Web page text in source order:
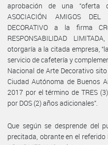
aprobación de una “oferta
ASOCIACIÓN AMIGOS
DECORATIVO a la firma
RESPONSABILIDAD
otorgaría a la citada empresa,
servicio de cafetería y
Nacional de Arte Decorativo
Ciudad Autónoma de Buenos
2017 por el término de TRES
por DOS (2) años adicionales”.
Que según se desprende del
precitada, obrante en el referido